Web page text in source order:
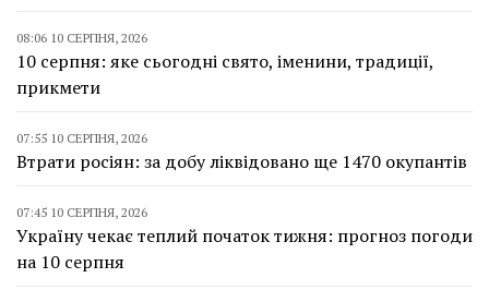
08:06 10 СЕРПНЯ, 2026
10 серпня: яке сьогодні свято, іменини, традиції,
прикмети
07:55 10 СЕРПНЯ, 2026
Втрати росіян: за добу ліквідовано ще 1470 окупантів
07:45 10 СЕРПНЯ, 2026
Україну чекає теплий початок тижня: прогноз погоди
на 10 серпня